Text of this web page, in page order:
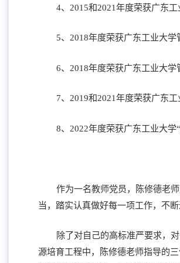
4、2015和2021年度荣获广东
5、2018年度荣获广东工业大
6、2018年度荣获广东工业大
7、2019和2021年度荣获广东
8、2022年度荣获广东工业大学
作为一名教师党员，陈修德老
当，踏实认真做好每一项工作，不
除了对自己的高标准严要求，
源培育工程中，陈修德老师指导的